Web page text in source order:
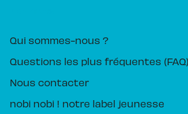
Qui sommes-nous ?
Questions les plus fréquentes (FAQ)
Nous contacter
nobi nobi ! notre label jeunesse